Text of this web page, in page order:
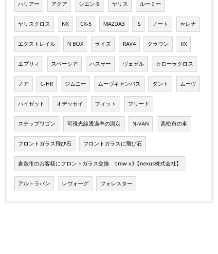
ハリアー アクア シエンタ ヤリス ルーミー
ヤリスクロス NX CX-5 MAZDA3 IS ノート セレナ
エクストレイル N BOX ライズ RAV4 クラウン RX
エブリィ スペーシア ハスラー ヴェゼル カローラクロス
ノア C-HR ジムニー ムーヴキャンバス タント ムーヴ
ハイゼット オデッセイ フィット フリード
ステップワゴン 可視光線透過率の測定 N-VAN 高松市の車
フロントガラス飛び石 フロントガラスに飛び石
倉敷市のお客様にフロントガラス交換 bmw x3【nexus株式会社】
アルトラパン レヴォーグ フォレスター